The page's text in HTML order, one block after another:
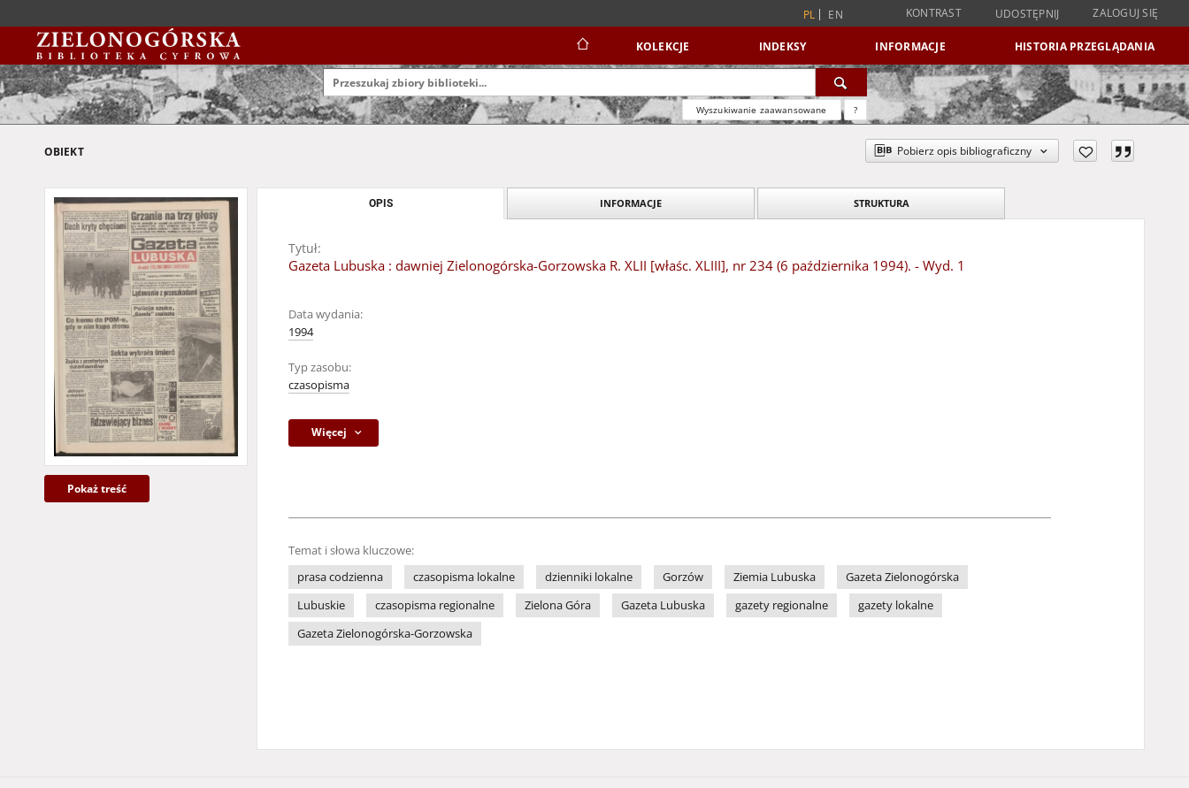
PL EN KONTRAST UDOSTĘPNIJ ZALOGUJ SIĘ
KOLEKCJE INDEKSY INFORMACJE HISTORIA PRZEGLĄDANIA
Wyszukiwanie zaawansowane ?
OBIEKT Pobierz opis bibliograficzny
Pokaż treść
OPIS INFORMACJE STRUKTURA
Tytuł:
Gazeta Lubuska : dawniej Zielonogórska-Gorzowska R. XLII [właśc. XLIII], nr 234 (6 października 1994). - Wyd. 1
Data wydania:
1994
Typ zasobu:
czasopisma
Więcej
Temat i słowa kluczowe:
prasa codzienna
czasopisma lokalne dzienniki lokalne Gorzów Ziemia Lubuska
Gazeta Zielonogórska
Lubuskie
czasopisma regionalne Zielona Góra Gazeta Lubuska gazety regionalne
gazety lokalne
Gazeta Zielonogórska-Gorzowska